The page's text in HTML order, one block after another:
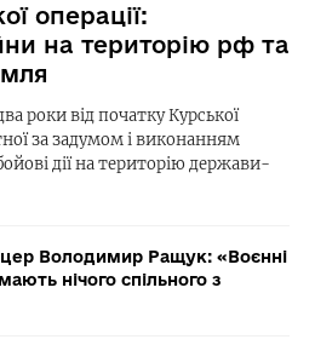
операції:
на територію рф та
роки від початку Курської
за задумом і виконанням
дії на територію держави-
Володимир Ращук: «Воєнні
нічого спільного з